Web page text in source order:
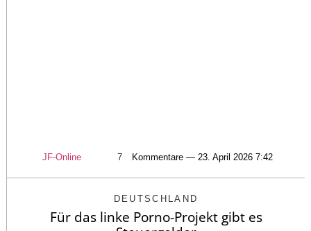
JF-Online 7 Kommentare — 23. April 2026 7:42
DEUTSCHLAND
Für das linke Porno-Projekt gibt es